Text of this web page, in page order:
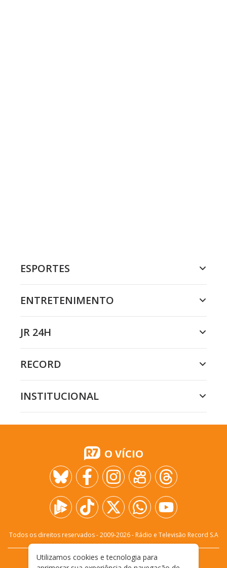
ESPORTES
ENTRETENIMENTO
JR 24H
RECORD
INSTITUCIONAL
O VÍCIO
Todos os direitos reservados - 2009-2026- Rádio e Televisão Record S.A
FALE CONOSCO PRIVACIDADE
Utilizamos cookies e tecnologia para